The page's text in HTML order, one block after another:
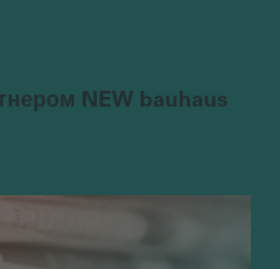
NEW bauhaus